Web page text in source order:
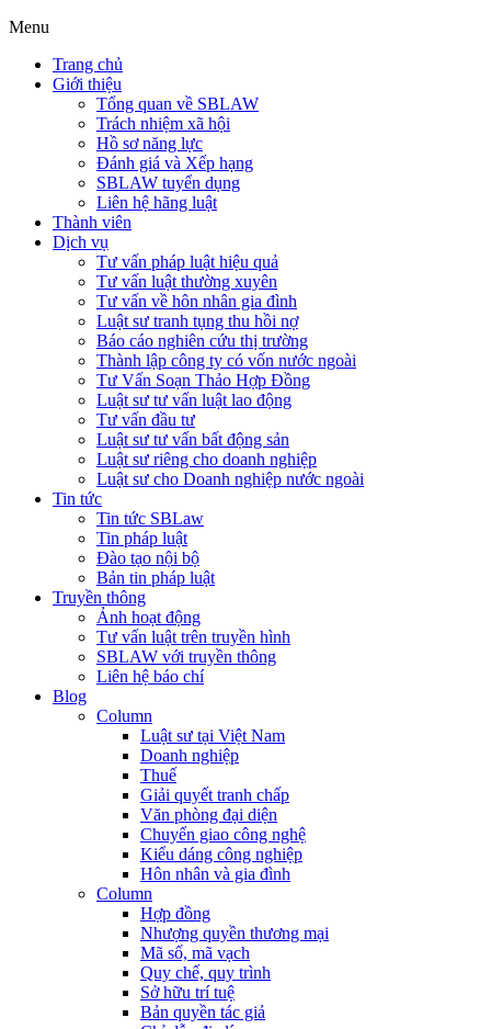
Menu
Trang chủ
Giới thiệu
Tổng quan về SBLAW
Trách nhiệm xã hội
Hồ sơ năng lực
Đánh giá và Xếp hạng
SBLAW tuyển dụng
Liên hệ hãng luật
Thành viên
Dịch vụ
Tư vấn pháp luật hiệu quả
Tư vấn luật thường xuyên
Tư vấn về hôn nhân gia đình
Luật sư tranh tụng thu hồi nợ
Báo cáo nghiên cứu thị trường
Thành lập công ty có vốn nước ngoài
Tư Vấn Soạn Thảo Hợp Đồng
Luật sư tư vấn luật lao động
Tư vấn đầu tư
Luật sư tư vấn bất động sản
Luật sư riêng cho doanh nghiệp
Luật sư cho Doanh nghiệp nước ngoài
Tin tức
Tin tức SBLaw
Tin pháp luật
Đào tạo nội bộ
Bản tin pháp luật
Truyền thông
Ảnh hoạt động
Tư vấn luật trên truyền hình
SBLAW với truyền thông
Liên hệ báo chí
Blog
Column
Luật sư tại Việt Nam
Doanh nghiệp
Thuế
Giải quyết tranh chấp
Văn phòng đại diện
Chuyển giao công nghệ
Kiểu dáng công nghiệp
Hôn nhân và gia đình
Column
Hợp đồng
Nhượng quyền thương mại
Mã số, mã vạch
Quy chế, quy trình
Sở hữu trí tuệ
Bản quyền tác giả